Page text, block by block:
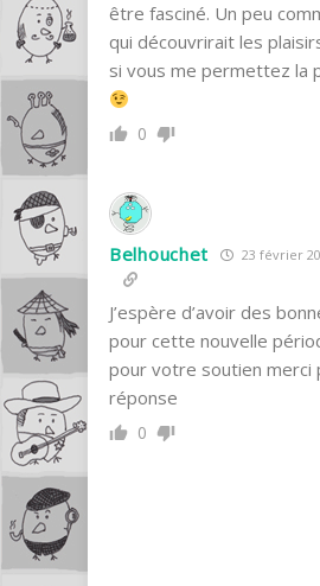
être fasciné. Un peu
qui découvrirait les
si vous me permettez la
0
Belhouchet 23 février
J’espère d’avoir des
pour cette nouvelle
pour votre soutien merci
réponse
0